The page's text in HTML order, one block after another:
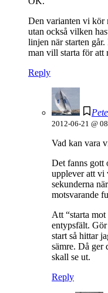
Den varianten vi kör
utan också vilken
linjen när starten
man vill starta för att
Reply
2012-06-21 @
Vad kan vara
Det fanns gott
upplever att vi
sekunderna
motsvarande
Att “starta
entypsfält.
start så hittar
sämre. Då ger
skall se ut.
Reply